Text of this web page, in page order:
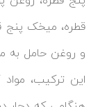
قطره، میخک پنج
و روغن حامل به
این ترکیب،